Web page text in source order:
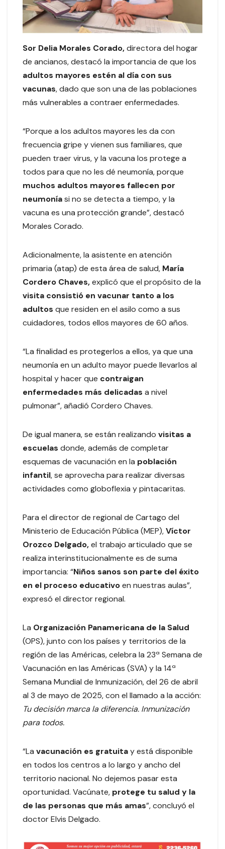
Sor Delia Morales Corado,directora del hogar
de ancianos, destacó la importancia de que los
adultos mayores estén al día con sus
vacunas, dado que son una de las poblaciones
más vulnerables a contraer enfermedades.
“Porque a los adultos mayores les da con
frecuencia gripe y vienen sus familiares, que
pueden traer virus, y la vacuna los protege a
todos para que no les dé neumonía, porque
muchos adultos mayores fallecen por
neumoníasi no se detecta a tiempo, y la
vacuna es una protección grande”, destacó
Morales Corado.
Adicionalmente, la asistente en atención
primaria (atap) de esta área de salud, María
Cordero Chaves,explicó que el propósito de la
visita consistió en vacunar tanto a los
adultos que residen en el asilo como a sus
cuidadores, todos ellos mayores de 60 años.
“La finalidad es protegerlos a ellos, ya que una
neumonía en un adulto mayor puede llevarlos al
hospital y hacer que contraigan
enfermedades más delicadas a nivel
pulmonar”, añadió Cordero Chaves.
De igual manera, se están realizando visitas a
escuelas donde, además de completar
esquemas de vacunación en la población
infantil, se aprovecha para realizar diversas
actividades como globoflexia y pintacaritas.
Para el director de regional de Cartago del
Ministerio de Educación Pública (MEP),Víctor
Orozco Delgado,el trabajo articulado que se
realiza interinstitucionalmente es de suma
importancia: “Niños sanos son parte del éxito
en el proceso educativoen nuestras aulas”,
expresó el director regional.
La Organización Panamericana de la Salud
(OPS), junto con los países y territorios de la
región de las Américas, celebra la 23ª Semana de
Vacunación en las Américas (SVA) y la 14ª
Semana Mundial de Inmunización, del 26 de abril
al 3 de mayo de 2025, con el llamado a la acción:
Tu decisión marca la diferencia. Inmunización
para todos.
“La vacunación es gratuitay está disponible
en todos los centros a lo largo y ancho del
territorio nacional. No dejemos pasar esta
oportunidad. Vacúnate, protege tu salud y la
de las personas que más amas”, concluyó el
doctor Elvis Delgado.